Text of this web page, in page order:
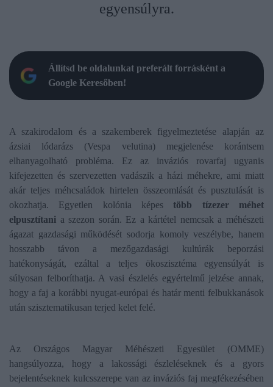
egyensúlyra.
Állítsd be oldalunkat preferált forrásként a
Google Keresőben!
A szakirodalom és a szakemberek figyelmeztetése alapján az
ázsiai lódarázs (Vespa velutina) megjelenése korántsem
elhanyagolható probléma. Ez az inváziós rovarfaj ugyanis
kifejezetten és szervezetten vadászik a házi méhekre, ami miatt
akár teljes méhcsaládok hirtelen összeomlását és pusztulását is
okozhatja. Egyetlen kolónia képes több tízezer méhet
elpusztítani a szezon során. Ez a kártétel nemcsak a méhészeti
ágazat gazdasági működését sodorja komoly veszélybe, hanem
hosszabb távon a mezőgazdasági kultúrák beporzási
hatékonyságát, ezáltal a teljes ökoszisztéma egyensúlyát is
súlyosan felboríthatja. A vasi észlelés egyértelmű jelzése annak,
hogy a faj a korábbi nyugat-európai és határ menti felbukkanások
után szisztematikusan terjed kelet felé.
Az Országos Magyar Méhészeti Egyesület (OMME)
hangsúlyozza, hogy a lakossági észleléseknek és a gyors
bejelentéseknek kulcsszerepe van az inváziós faj megfékezésében